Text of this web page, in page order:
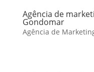
Agência de
Gondomar
Agência de